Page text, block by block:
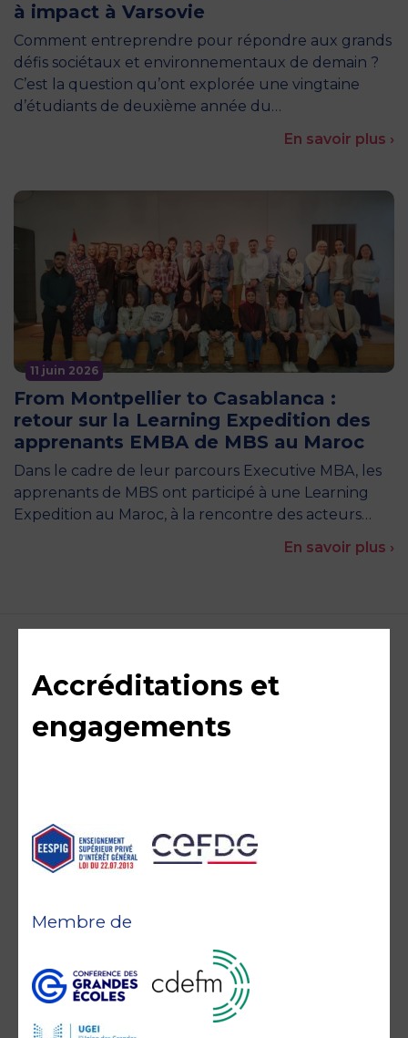
à impact à Varsovie
Comment entreprendre pour répondre aux grands
défis sociétaux et environnementaux de demain ?
C’est la question qu’ont explorée une vingtaine
d’étudiants de deuxième année du…
En savoir plus ›
11 juin 2026
From Montpellier to Casablanca :
retour sur la Learning Expedition des
apprenants EMBA de MBS au Maroc
Dans le cadre de leur parcours Executive MBA, les
apprenants de MBS ont participé à une Learning
Expedition au Maroc, à la rencontre des acteurs…
En savoir plus ›
Accréditations et
engagements
Membre de